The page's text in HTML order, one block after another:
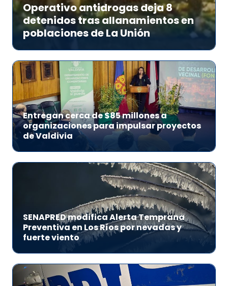
Operativo antidrogas deja 8
detenidos tras allanamientos en
poblaciones de La Unión
Entregan cerca de $85 millones a
organizaciones para impulsar proyectos
de Valdivia
SENAPRED modifica Alerta Temprana
Preventiva en Los Ríos por nevadas y
fuerte viento